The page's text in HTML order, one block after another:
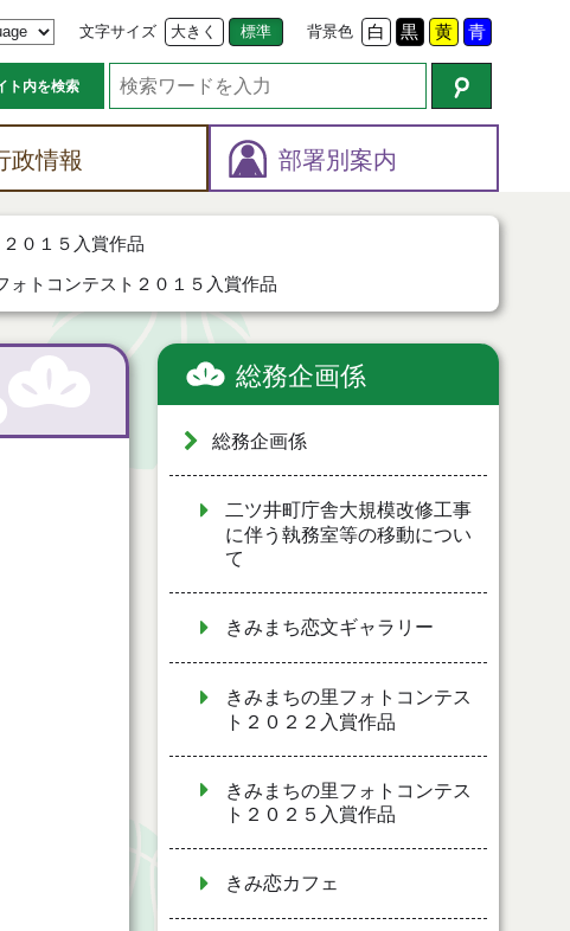
文字サイズ 大きく 標準 背景色 白 黒 黄 青
ト内を検索
政情報 部署別案内
０１５入賞作品
ォトコンテスト２０１５入賞作品
総務企画係
総務企画係
二ツ井町庁舎大規模改修工事
に伴う執務室等の移動につい
て
きみまち恋文ギャラリー
きみまちの里フォトコンテス
ト２０２２入賞作品
きみまちの里フォトコンテス
ト２０２５入賞作品
きみ恋カフェ